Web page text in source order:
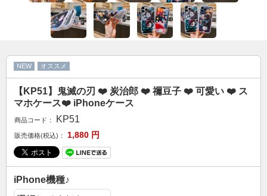
アクセサリ
FOLLOW US
Web: https://www.kumacase.jp
E-mail: kumacasestore@gmail.com
NEW オススメ
【KP51】鬼滅の刃 ❤️ 炭治郎 ❤️ 禰豆子 ❤️ 可愛い ❤️ ス
マホケース❤️ iPhoneケース
商品コード： KP51
販売価格(税込)： 1,880 円
iPhone機種♪